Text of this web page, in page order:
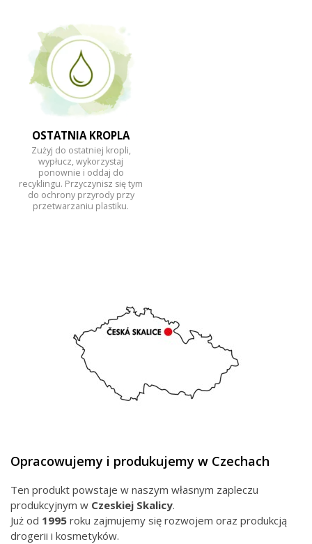
OSTATNIA KROPLA
Zużyj do ostatniej kropli,
wypłucz, wykorzystaj
ponownie i oddaj do
recyklingu. Przyczynisz się tym
do ochrony przyrody przy
przetwarzaniu plastiku.
Opracowujemy i produkujemy w Czechach
Ten produkt powstaje w naszym własnym zapleczu
produkcyjnym w Czeskiej Skalicy.
Już od 1995 roku zajmujemy się rozwojem oraz produkcją
drogerii i kosmetyków.